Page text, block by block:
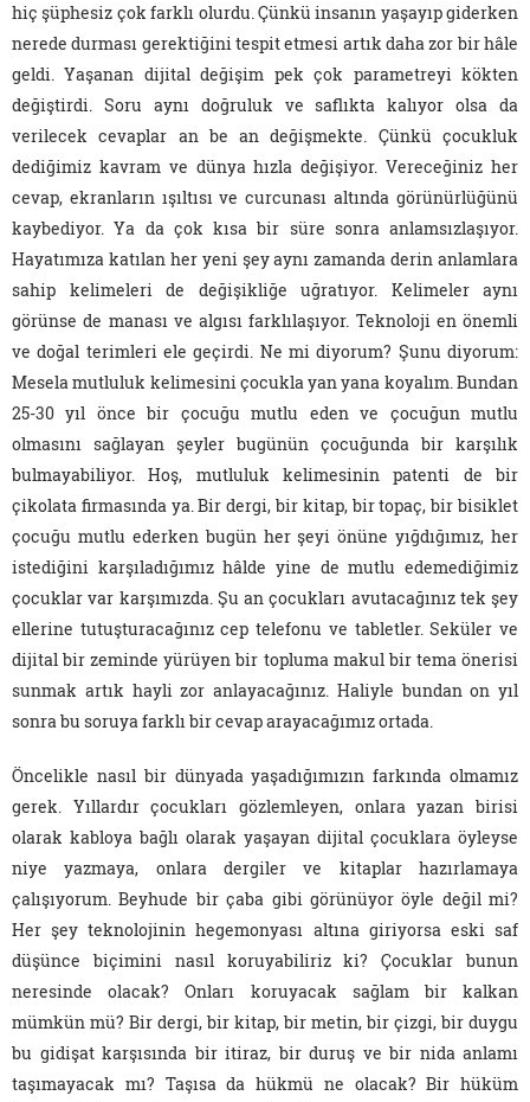
hiç şüphesiz çok farklı olurdu. Çünkü insanın yaşayıp giderken
nerede durması gerektiğini tespit etmesi artık daha zor bir hâle
geldi. Yaşanan dijital değişim pek çok parametreyi kökten
değiştirdi. Soru aynı doğruluk ve saflıkta kalıyor olsa da
verilecek cevaplar an be an değişmekte. Çünkü çocukluk
dediğimiz kavram ve dünya hızla değişiyor. Vereceğiniz her
cevap, ekranların ışıltısı ve curcunası altında görünürlüğünü
kaybediyor. Ya da çok kısa bir süre sonra anlamsızlaşıyor.
Hayatımıza katılan her yeni şey aynı zamanda derin anlamlara
sahip kelimeleri de değişikliğe uğratıyor. Kelimeler aynı
görünse de manası ve algısı farklılaşıyor. Teknoloji en önemli
ve doğal terimleri ele geçirdi. Ne mi diyorum? Şunu diyorum:
Mesela mutluluk kelimesini çocukla yan yana koyalım. Bundan
25-30 yıl önce bir çocuğu mutlu eden ve çocuğun mutlu
olmasını sağlayan şeyler bugünün çocuğunda bir karşılık
bulmayabiliyor. Hoş, mutluluk kelimesinin patenti de bir
çikolata firmasında ya. Bir dergi, bir kitap, bir topaç, bir bisiklet
çocuğu mutlu ederken bugün her şeyi önüne yığdığımız, her
istediğini karşıladığımız hâlde yine de mutlu edemediğimiz
çocuklar var karşımızda. Şu an çocukları avutacağınız tek şey
ellerine tutuşturacağınız cep telefonu ve tabletler. Seküler ve
dijital bir zeminde yürüyen bir topluma makul bir tema önerisi
sunmak artık hayli zor anlayacağınız. Haliyle bundan on yıl
sonra bu soruya farklı bir cevap arayacağımız ortada.
Öncelikle nasıl bir dünyada yaşadığımızın farkında olmamız
gerek. Yıllardır çocukları gözlemleyen, onlara yazan birisi
olarak kabloya bağlı olarak yaşayan dijital çocuklara öyleyse
niye yazmaya, onlara dergiler ve kitaplar hazırlamaya
çalışıyorum. Beyhude bir çaba gibi görünüyor öyle değil mi?
Her şey teknolojinin hegemonyası altına giriyorsa eski saf
düşünce biçimini nasıl koruyabiliriz ki? Çocuklar bunun
neresinde olacak? Onları koruyacak sağlam bir kalkan
mümkün mü? Bir dergi, bir kitap, bir metin, bir çizgi, bir duygu
bu gidişat karşısında bir itiraz, bir duruş ve bir nida anlamı
taşımayacak mı? Taşısa da hükmü ne olacak? Bir hüküm